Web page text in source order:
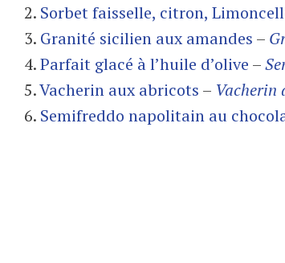
2. Sorbet faisselle, citron,
3. Granité sicilien aux amandes –
4.Parfait glacé à l’huile d’olive –
5.Vacherin aux abricots – Vacherin
6. Semifreddo napolitain au